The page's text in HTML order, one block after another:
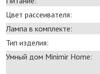
Цвет рассеивателя:
Лампа в комплекте:
Тип изделия:
Умный дом Minimir Home: